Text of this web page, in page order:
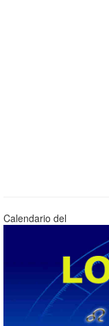
Calendario del